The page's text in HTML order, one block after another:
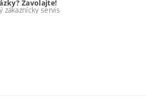
Zavolajte!
zákaznícky servis